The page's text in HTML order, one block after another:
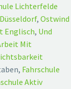
Lichterfelde
, Ostwind
Englisch, Und
Mit
Fahrschule
Aktiv